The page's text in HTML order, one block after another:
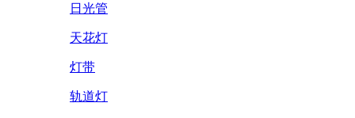
日光管
天花灯
灯带
轨道灯